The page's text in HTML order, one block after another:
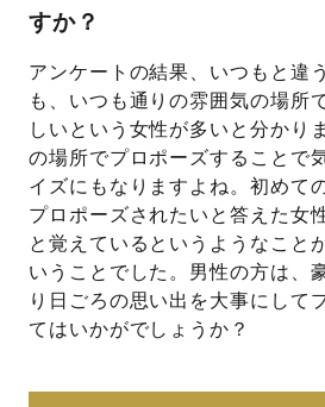
すか？
アンケートの結果、いつもと違
も、いつも通りの雰囲気の場所
しいという女性が多いと分かり
の場所でプロポーズすることで
イズにもなりますよね。初めて
プロポーズされたいと答えた女
と覚えているというようなこと
いうことでした。男性の方は、
り日ごろの思い出を大事にして
てはいかがでしょうか？